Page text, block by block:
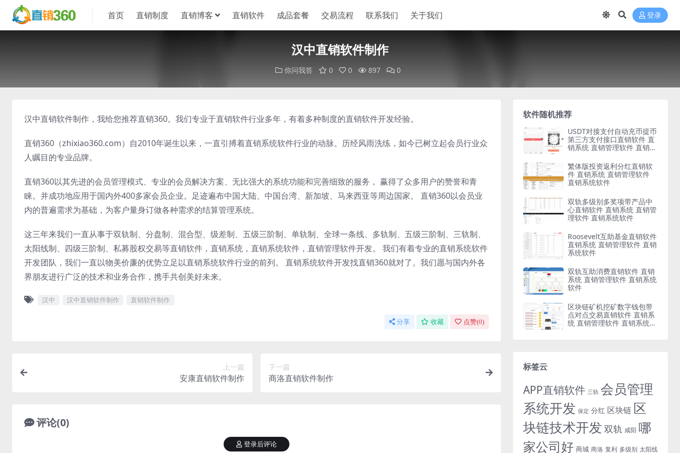
首页 直销制度 直销博客 直销软件 成品套餐 交易流程 联系我们 关于我们 登录
汉中直销软件制作
你问我答 0 0 897 0
汉中直销软件制作，我给您推荐直销360。我们专业于直销软件行业多年，有着多种制度的直销软件开发经验。
直销360（zhixiao360.com）自2010年诞生以来，一直引搏着直销系统软件行业的动脉。历经风雨洗练，如今已树立起会员行业众
人瞩目的专业品牌。
直销360以其先进的会员管理模式、专业的会员解决方案、无比强大的系统功能和完善细致的服务， 赢得了众多用户的赞誉和青
睐。并成功地应用于国内外400多家会员企业。足迹遍布中国大陆、中国台湾、新加坡、马来西亚等周边国家。 直销360以会员业
内的普遍需求为基础，为客户量身订做各种需求的结算管理系统。
这三年来我们一直从事于双轨制、分盘制、混合型、级差制、五级三阶制、单轨制、全球一条线、多轨制、五级三阶制、三轨制、
太阳线制、四级三阶制、私募股权交易等直销软件，直销系统，直销系统软件，直销管理软件开发。 我们有着专业的直销系统软件
开发团队，我们一直以物美价廉的优势立足以直销系统软件行业的前列。 直销系统软件开发找直销360就对了。我们愿与国内外各
界朋友进行广泛的技术和业务合作，携手共创美好未来。
汉中 汉中直销软件制作 直销软件制作
分享 收藏 点赞(0)
上一篇
安康直销软件制作
下一篇
商洛直销软件制作
评论(0)
登录后评论
软件随机推荐
USDT对接支付自动充币提币
第三方支付接口直销软件 直
销系统 直销管理软件 直销系
繁体版投资返利分红直销软
件 直销系统 直销管理软件
直销系统软件
双轨多级别多奖项带产品中
心直销软件 直销系统 直销管
理软件 直销系统软件
Roosevelt互助基金直销软件
直销系统 直销管理软件 直销
系统软件
双轨互助消费直销软件 直销
系统 直销管理软件 直销系统
软件
区块链矿机挖矿数字钱包带
点对点交易直销软件 直销系
统 直销管理软件 直销系统软
标签云
APP直销软件 三轨 会员管理
系统开发 保定 分红 区块链 区
块链技术开发 双轨 咸阳 哪
家公司好 商城 商洛 复利 多级别 太阳线